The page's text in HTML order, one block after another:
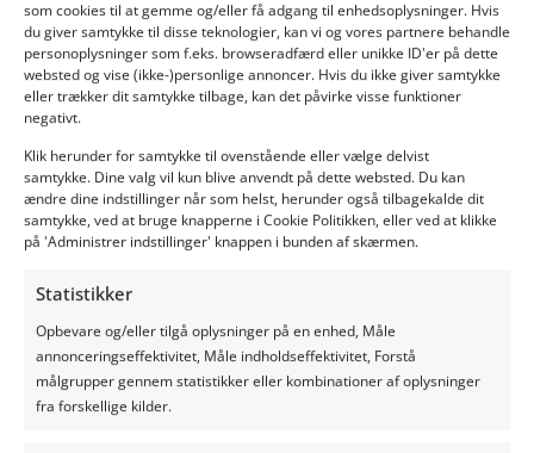
som cookies til at gemme og/eller få adgang til enhedsoplysninger. Hvis
du giver samtykke til disse teknologier, kan vi og vores partnere behandle
personoplysninger som f.eks. browseradfærd eller unikke ID'er på dette
websted og vise (ikke-)personlige annoncer. Hvis du ikke giver samtykke
eller trækker dit samtykke tilbage, kan det påvirke visse funktioner
negativt.
Klik herunder for samtykke til ovenstående eller vælge delvist
samtykke. Dine valg vil kun blive anvendt på dette websted. Du kan
ændre dine indstillinger når som helst, herunder også tilbagekalde dit
samtykke, ved at bruge knapperne i Cookie Politikken, eller ved at klikke
på 'Administrer indstillinger' knappen i bunden af skærmen.
Statistikker
Opbevare og/eller tilgå oplysninger på en enhed, Måle
annonceringseffektivitet, Måle indholdseffektivitet, Forstå
målgrupper gennem statistikker eller kombinationer af oplysninger
fra forskellige kilder.
4. Haksel fijn
De vierde tip is om de maïs
goed te hakselen voordat je
het inkuilt. Het hakselen van
de maïs helpt om de
deeltjesgrootte te
kuil compact vast te rijden.
Hakselen helpt ook om de
hoeveelheid lucht in de kuil te
verminderen, wat weer helpt